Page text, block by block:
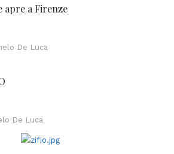
apre a Firenze
De Luca
De Luca